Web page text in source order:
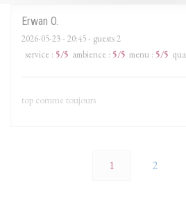
Erwan O
2026-05-23 - 20:45 - guests 2
service : 5/5 ambience : 5/5 menu : 5/5
top comme toujours
1 2